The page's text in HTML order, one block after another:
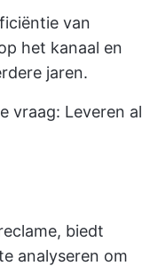
van
het kanaal en
jaren.
vraag: Leveren al
biedt
analyseren om